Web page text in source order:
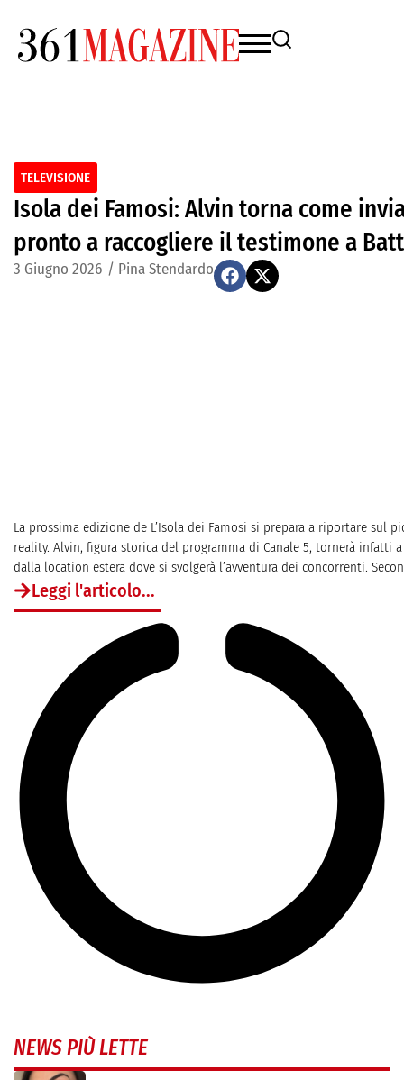
TELEVISIONE
Isola dei Famosi: Alvin torna come
pronto a raccogliere il testimone a
3 Giugno 2026 / Pina Stendardo
La prossima edizione de L’Isola dei Famosi si prepara a riportare sul
reality. Alvin, figura storica del programma di Canale 5, tornerà
dalla location estera dove si svolgerà l’avventura dei concorrenti.
Leggi l'articolo...
NEWS PIÙ LETTE